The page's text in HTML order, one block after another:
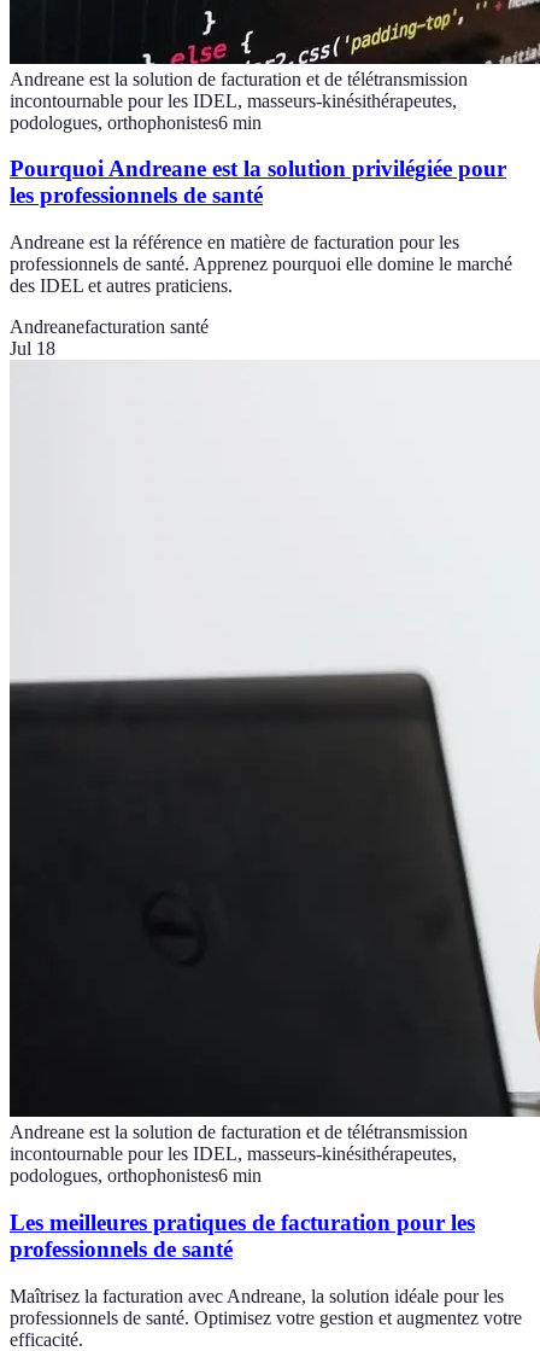
Andreane est la solution de facturation et de télétransmission
incontournable pour les IDEL, masseurs-kinésithérapeutes,
podologues, orthophonistes6 min
Pourquoi Andreane est la solution privilégiée pour
les professionnels de santé
Andreane est la référence en matière de facturation pour les
professionnels de santé. Apprenez pourquoi elle domine le marché
des IDEL et autres praticiens.
Andreanefacturation santé
Jul 18
Andreane est la solution de facturation et de télétransmission
incontournable pour les IDEL, masseurs-kinésithérapeutes,
podologues, orthophonistes6 min
Les meilleures pratiques de facturation pour les
professionnels de santé
Maîtrisez la facturation avec Andreane, la solution idéale pour les
professionnels de santé. Optimisez votre gestion et augmentez votre
efficacité.